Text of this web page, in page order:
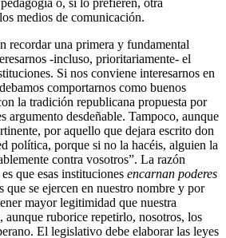
medios de comunicación.
recordar una primera y fundamental
-incluso, prioritariamente- el
Si nos conviene interesarnos en
comportarnos como buenos
la tradición republicana propuesta por
argumento desdeñable. Tampoco, aunque
por aquello que dejara escrito don
política, porque si no la hacéis, alguien la
contra vosotros”. La razón
que esas instituciones encarnan poderes
que se ejercen en nuestro nombre y por
mayor legitimidad que nuestra
aunque ruborice repetirlo, nosotros, los
El legislativo debe elaborar las leyes